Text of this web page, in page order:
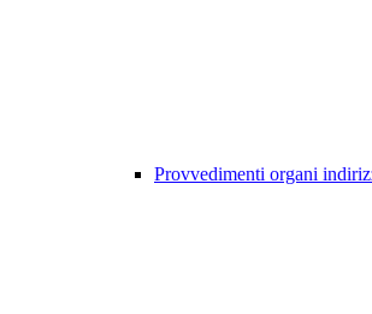
Provvedimenti organi